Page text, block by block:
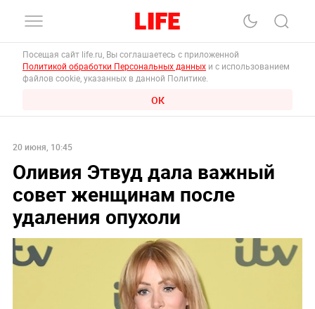
Посещая сайт life.ru, Вы соглашаетесь с приложенной
Политикой обработки Персональных данных и с использованием
файлов cookie, указанных в данной Политике.
ОК
20 июня, 10:45
Оливия Этвуд дала важный
совет женщинам после
удаления опухоли